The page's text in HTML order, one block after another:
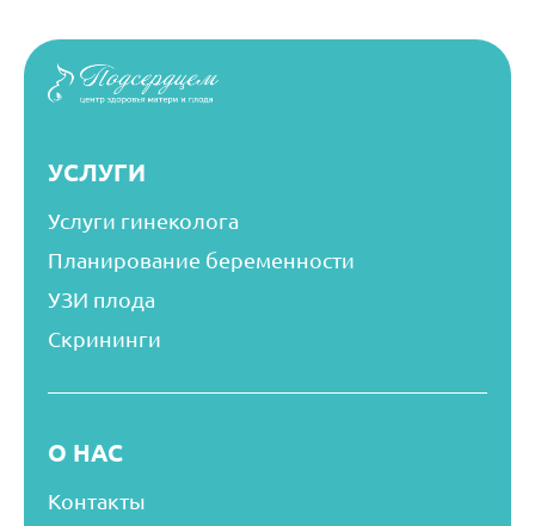
УСЛУГИ
Услуги гинеколога
Планирование беременности
УЗИ плода
Скрининги
О НАС
Контакты